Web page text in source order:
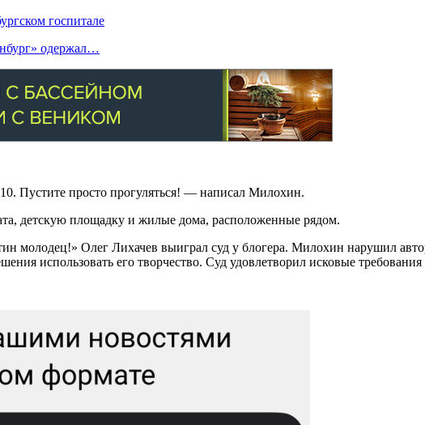
госпитале
одержал…
Пустите просто прогуляться! — написал Милохин.
детскую площадку и жилые дома, расположенные рядом.
молодец!» Олег Лихачев выиграл суд у блогера. Милохин нарушил
использовать его творчество. Суд удовлетворил исковые